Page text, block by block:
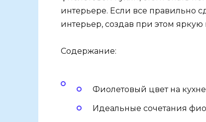
интерьере. Если все правильно
интерьер, создав при этом
Содержание:
Фиолетовый цвет на кухне
Идеальные сочетания